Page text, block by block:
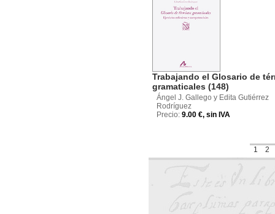
Trabajando el Glosario de
gramaticales (148)
Ángel J. Gallego y Edita Gutiérrez
Rodríguez
Precio: 9.00 €, sin IVA
1 2